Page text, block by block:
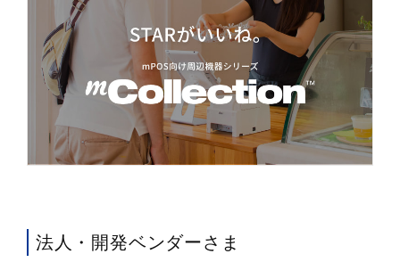
法人・開発ベンダーさま